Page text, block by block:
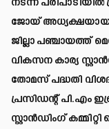
നടന്ന
ജോയ്
ജില്ലാ പഞ്ചായത്ത്
വികസന കാര്യ
തോമസ് പദ്ധതി
പ്രസിഡന്റ് പി.എം
സ്റ്റാന്‍ഡിംഗ്